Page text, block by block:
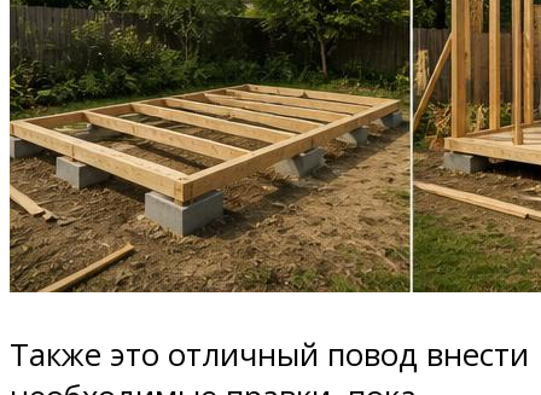
Также это отличный повод внести